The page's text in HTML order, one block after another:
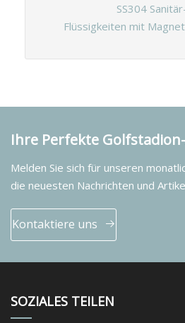
SS304
Flüssigkeiten mit
Ihre Perfekte
Melden Sie sich für unseren
die neuesten Nachrichten und
Kontaktiere uns
SOZIALES TEILEN